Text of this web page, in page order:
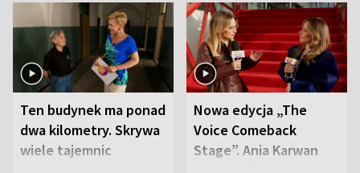
Ten budynek ma ponad
dwa kilometry. Skrywa
wiele tajemnic
Nowa edycja „The
Voice Comeback
Stage”. Ania Karwan